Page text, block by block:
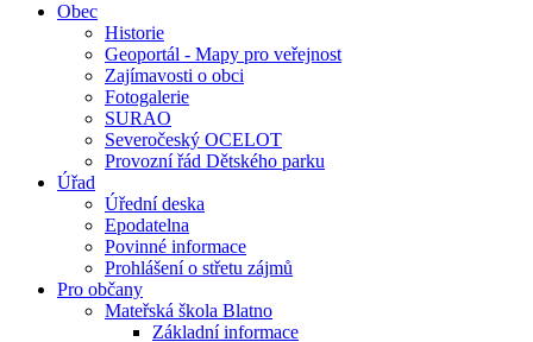
Obec
Historie
Geoportál - Mapy pro veřejnost
Zajímavosti o obci
Fotogalerie
SURAO
Severočeský OCELOT
Provozní řád Dětského parku
Úřad
Úřední deska
Epodatelna
Povinné informace
Prohlášení o střetu zájmů
Pro občany
Mateřská škola Blatno
Základní informace